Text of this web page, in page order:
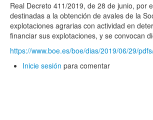
Real Decreto 411/2019, de 28 de junio, por
destinadas a la obtención de avales de la
explotaciones agrarias con actividad en
financiar sus explotaciones, y se convocan
https://www.boe.es/boe/dias/2019/06/29/
Inicie sesión para comentar